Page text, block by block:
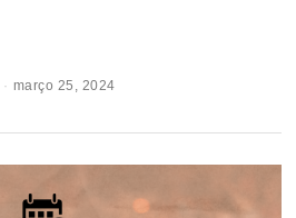
março 25, 2024